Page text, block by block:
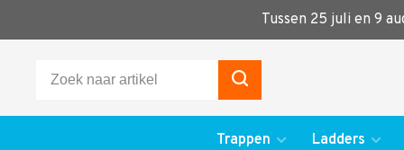
Tussen 25 juli en 9
Trappen Ladders